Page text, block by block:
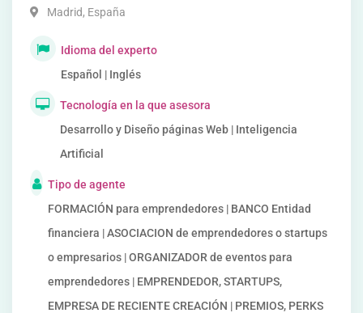
Madrid, España
Idioma del experto
Español | Inglés
Tecnología en la que asesora
Desarrollo y Diseño páginas Web | Inteligencia
Artificial
Tipo de agente
FORMACIÓN para emprendedores | BANCO Entidad
financiera | ASOCIACION de emprendedores o startups
o empresarios | ORGANIZADOR de eventos para
emprendedores | EMPRENDEDOR, STARTUPS,
EMPRESA DE RECIENTE CREACIÓN | PREMIOS, PERKS